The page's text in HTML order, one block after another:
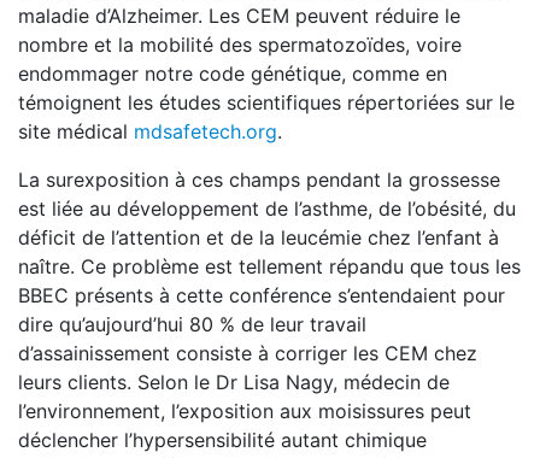
maladie d’Alzheimer. Les CEM peuvent réduire le
nombre et la mobilité des spermatozoïdes, voire
endommager notre code génétique, comme en
témoignent les études scientifiques répertoriées sur le
site médical mdsafetech.org.
La surexposition à ces champs pendant la grossesse
est liée au développement de l’asthme, de l’obésité, du
déficit de l’attention et de la leucémie chez l’enfant à
naître. Ce problème est tellement répandu que tous les
BBEC présents à cette conférence s’entendaient pour
dire qu’aujourd’hui 80 % de leur travail
d’assainissement consiste à corriger les CEM chez
leurs clients. Selon le Dr Lisa Nagy, médecin de
l’environnement, l’exposition aux moisissures peut
déclencher l’hypersensibilité autant chimique